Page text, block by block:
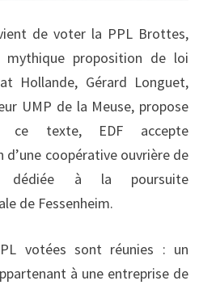
de voter la PPL Brottes,
proposition de loi
Hollande, Gérard Longuet,
UMP de la Meuse, propose
ce texte, EDF accepte
coopérative ouvrière de
dédiée à la poursuite
de Fessenheim.
votées sont réunies : un
à une entreprise de